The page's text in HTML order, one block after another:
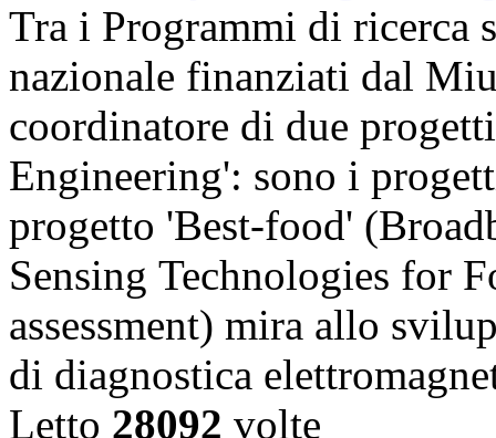
Tra i Programmi di ricerca
nazionale finanziati dal
coordinatore di due
Engineering': sono i
progetto 'Best-food'
Sensing Technologies for
assessment) mira allo
di diagnostica
Letto 28092 volte